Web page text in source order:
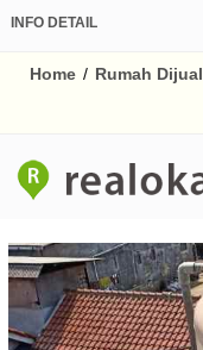
INFO DETAIL
Home / Rumah Dijual